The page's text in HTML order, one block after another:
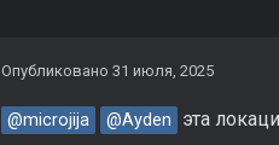
Опубликовано 31 июля, 2025
@microjija @Ayden эта